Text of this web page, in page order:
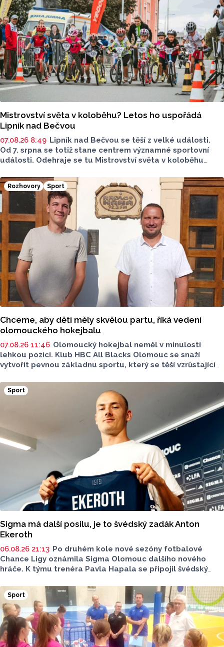
Mistrovství světa v koloběhu? Letos ho uspořádá
Lipník nad Bečvou
07.08.26 8:49 Lipník nad Bečvou se těší z velké události.
Od 7. srpna se totiž stane centrem významné sportovní
události. Odehraje se tu Mistrovství světa v koloběhu
budou poměřovat v atraktivních disciplínách.
Reprezentovat budou i místní závodníci v čele
s úřadujícím mistrem světa Romanem Matyášem.
Rozhovory Sport
Chceme, aby děti měly skvělou partu, říká vedení
olomouckého hokejbalu
07.08.26 11:46 Olomoucký hokejbal neměl v minulosti
lehkou pozici. Klub HBC All Blacks Olomouc se snaží
vytvořit pevnou základnu sportu, který se těší vzrůstající
i ambice vybudovat vlastní zázemí - to je olomoucký
hokejbal. O tom, jak vznikal klub od nuly, proč je důležitější
kolektiv než výsledky a co podle nich dnes děti skutečně
motivuje ke sportu, promluvili v rozhovoru pro Report
předseda klubu a trenér mládeže Petr Hanák a trenér
přípravky Tomáš Martinek.
Sport
Sigma má další posilu, je to švédský zadák Anton
Ekeroth
06.08.26 21:13 Po druhém kole nové sezóny fotbalové
Chance Ligy oznámila Sigma Olomouc dalšího nového
hráče. K týmu trenéra Pavla Hapala se připojil švédský
z norského HamKamu. Sigma to uvedla na svém webu,
o tom, na jak dlouho podepsal nov hráč smlouvu
neinformovala.
Sport